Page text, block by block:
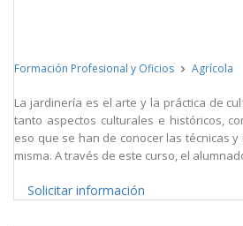
Formación Profesional y Oficios Agrícola
La jardinería es el arte y la práctica de
tanto aspectos culturales e históricos,
eso que se han de conocer las técnicas
misma. A través de este curso, el
Solicitar información